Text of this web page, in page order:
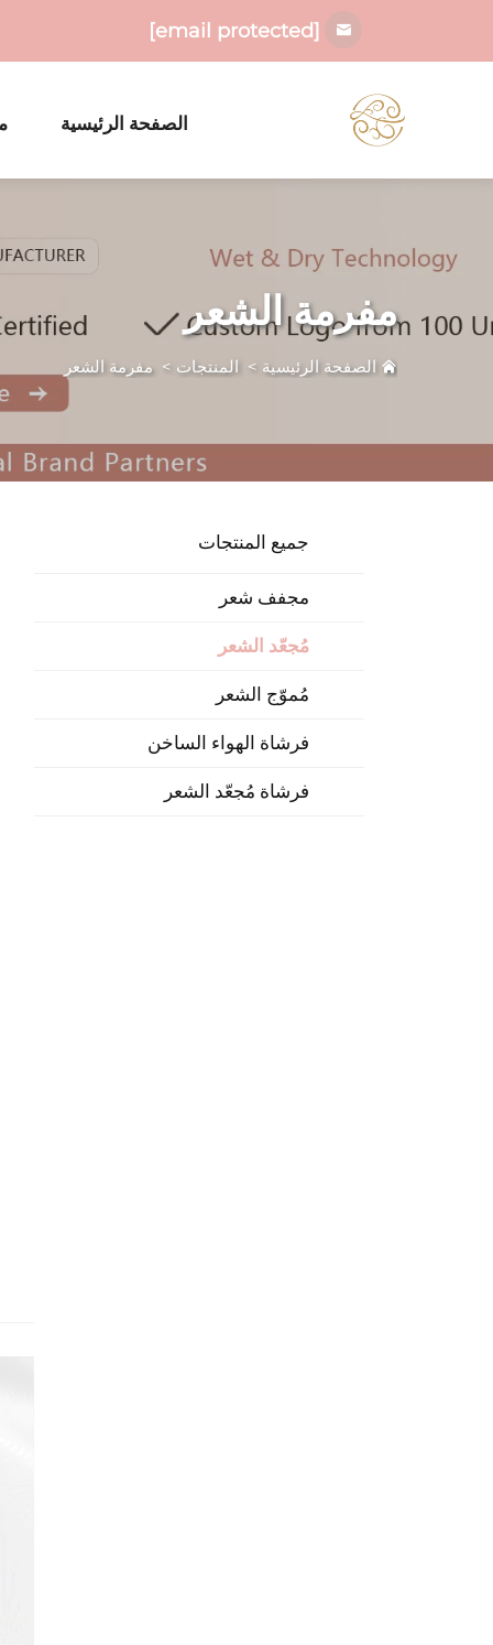
[email protected]
الصفحة الرئيسية
مفرمة الشعر
الصفحة الرئيسية > المنتجات > مفرمة الشعر
جميع المنتجات
مجفف شعر
مُجعّد الشعر
مُموّج الشعر
فرشاة الهواء الساخن
فرشاة مُجعّد الشعر